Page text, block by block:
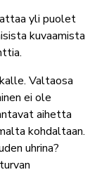
yli puolet
kuvaamista
Valtaosa
ei ole
aihetta
kohdaltaan.
uhrina?